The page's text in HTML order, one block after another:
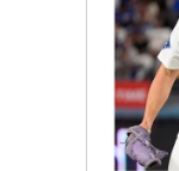
「
8
理